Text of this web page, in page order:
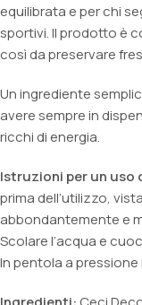
equilibrata e per chi
sportivi. Il prodotto è
così da preservare
Un ingrediente
avere sempre in
ricchi di energia.
Istruzioni per un uso
prima dell’utilizzo,
abbondantemente e
Scolare l’acqua e
In pentola a